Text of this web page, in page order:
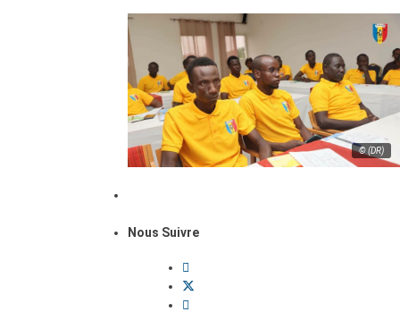
© (DR)
Nous Suivre